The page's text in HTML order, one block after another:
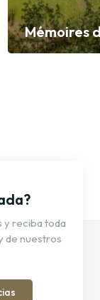
Mémoires
Descubrir
y reciba toda
de nuestros